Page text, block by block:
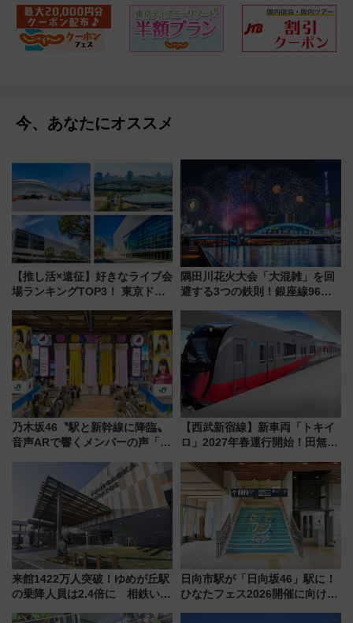
今、あなたにオススメ
【推し活×遠征】好きなライブ会
場ランキングTOP3！ 東京ドー
由と交通アクセス術、ライブ会
場に何を求める？
隅田川花火大会「大混雑」を回
避する3つの鉄則！銀座線96本
ツリー駅の規制まとめ 7/25開催
（2026年）
乃木坂46〝駅と新幹線に降臨〟
音声ARで響くメンバーの声「真
【西武新宿線】新車両「トキイ
ロ」2027年春運行開始！田無・
「第2弾」も
来館1422万人突破！ゆめが丘駅
の乗降人員は2.4倍に 相鉄いず
日向市駅が「日向坂46」駅に！
ひなたフェス2026開催に向けJR